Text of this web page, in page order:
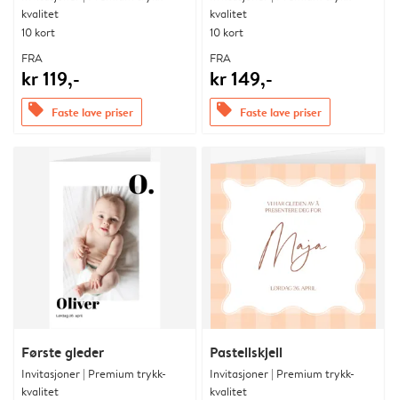
kvalitet
10 kort
FRA
kr 119,-
offers Faste lave priser
kvalitet
10 kort
FRA
kr 149,-
offers Faste lave priser
Første gleder
Invitasjoner | Premium trykk-
kvalitet
Pastellskjell
Invitasjoner | Premium trykk-
kvalitet